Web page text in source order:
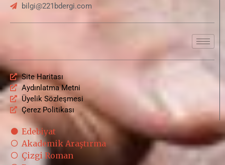
bilgi@221bdergi.com
Site Haritası
Aydınlatma Metni
Üyelik Sözleşmesi
Çerez Politikası
Edebiyat
Akademik Araştırma
Çizgi Roman